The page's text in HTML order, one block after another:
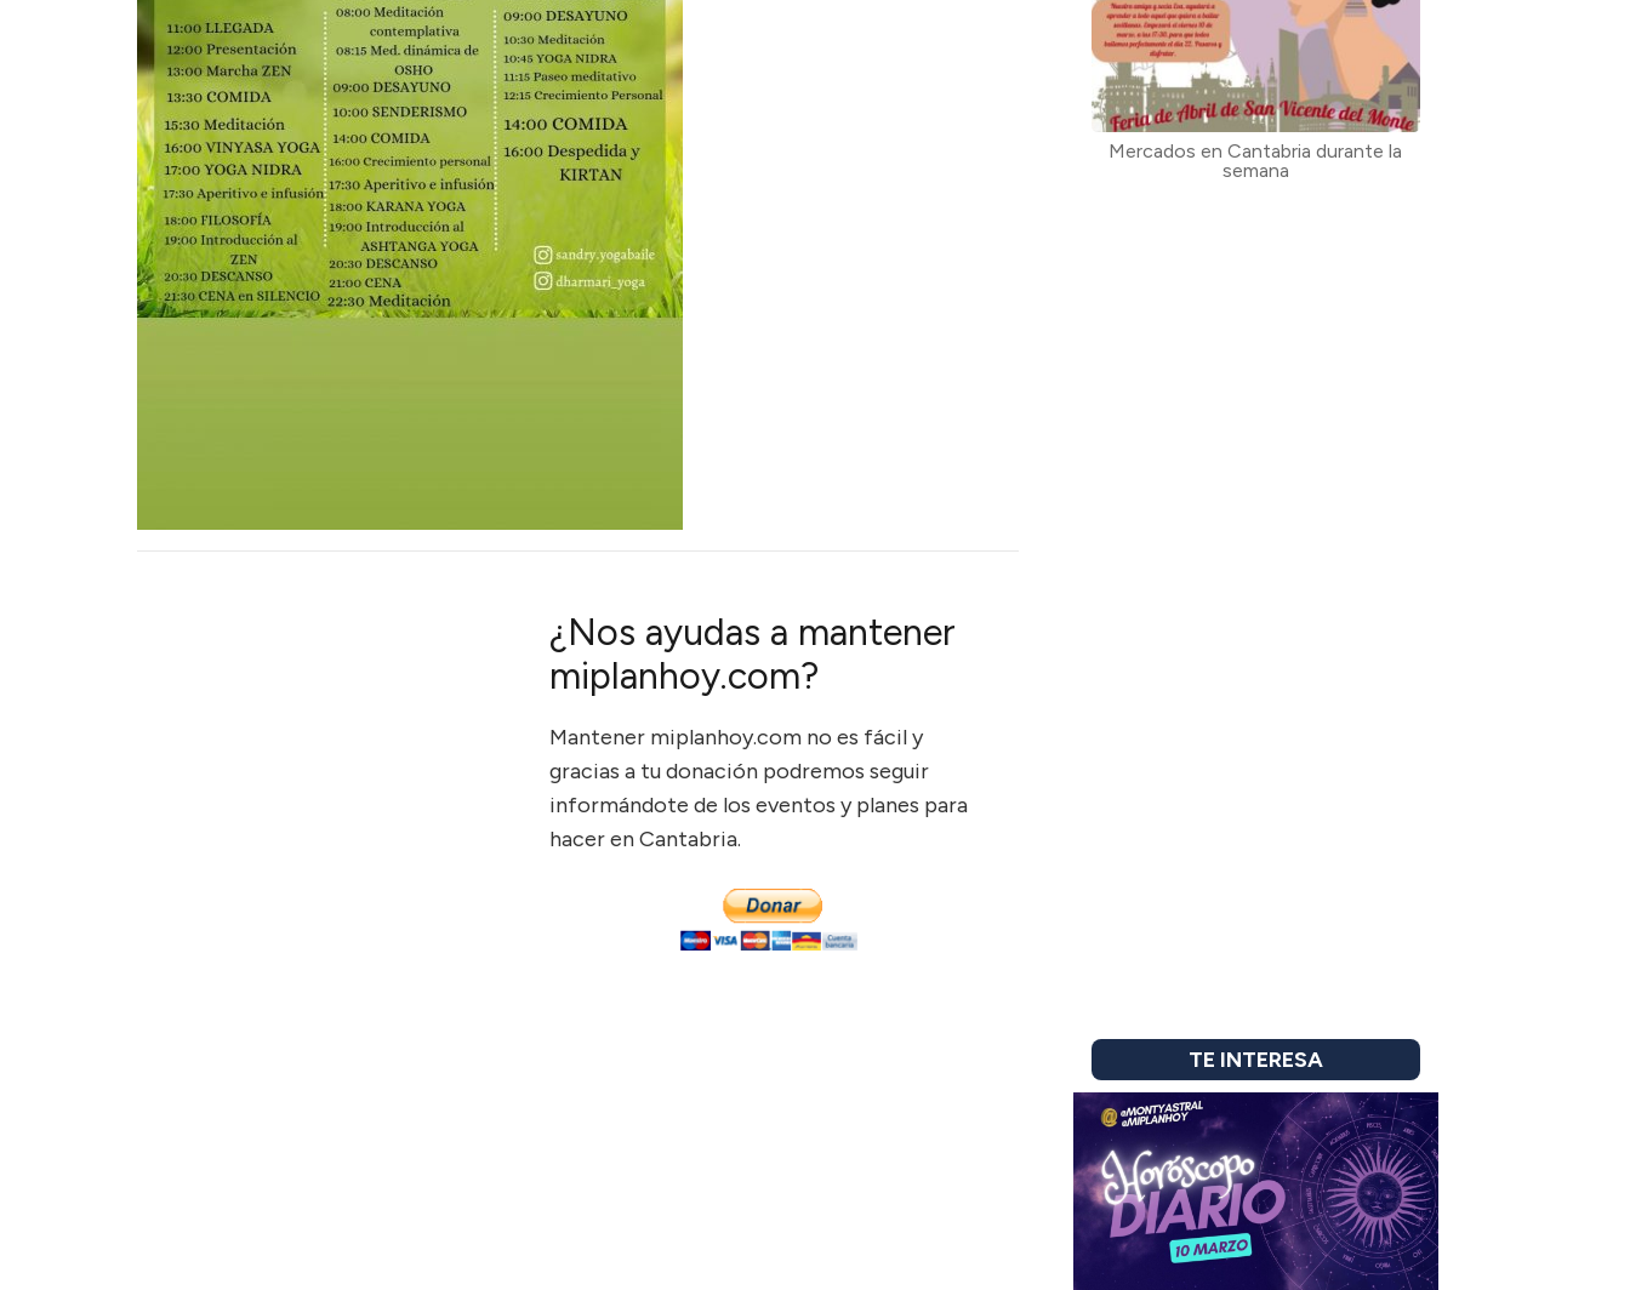
¿Nos ayudas a mantener
miplanhoy.com?
Mantener miplanhoy.com no es fácil y
gracias a tu donación podremos seguir
informándote de los eventos y planes para
hacer en Cantabria.
Mercados en Cantabria durante la
semana
TE INTERESA